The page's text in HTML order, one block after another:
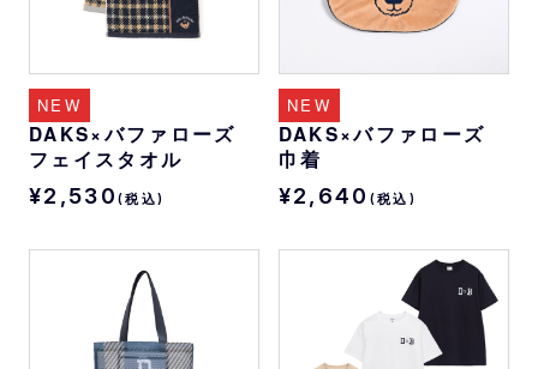
NEW
DAKS×バファローズ
フェイスタオル
¥2,530 (税込)
NEW
DAKS×バファローズ
巾着
¥2,640 (税込)